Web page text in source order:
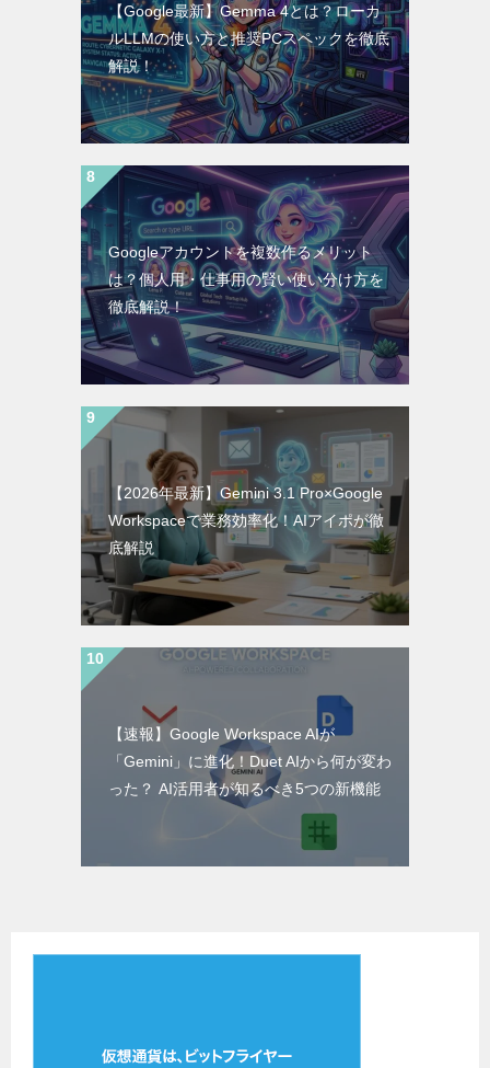
【Google最新】Gemma 4とは？ローカ
ルLLMの使い方と推奨PCスペックを徹底
解説！
Googleアカウントを複数作るメリット
は？個人用・仕事用の賢い使い分け方を
徹底解説！
【2026年最新】Gemini 3.1 Pro×Google
Workspaceで業務効率化！AIアイポが徹
底解説
【速報】Google Workspace AIが
「Gemini」に進化！Duet AIから何が変わ
った？ AI活用者が知るべき5つの新機能